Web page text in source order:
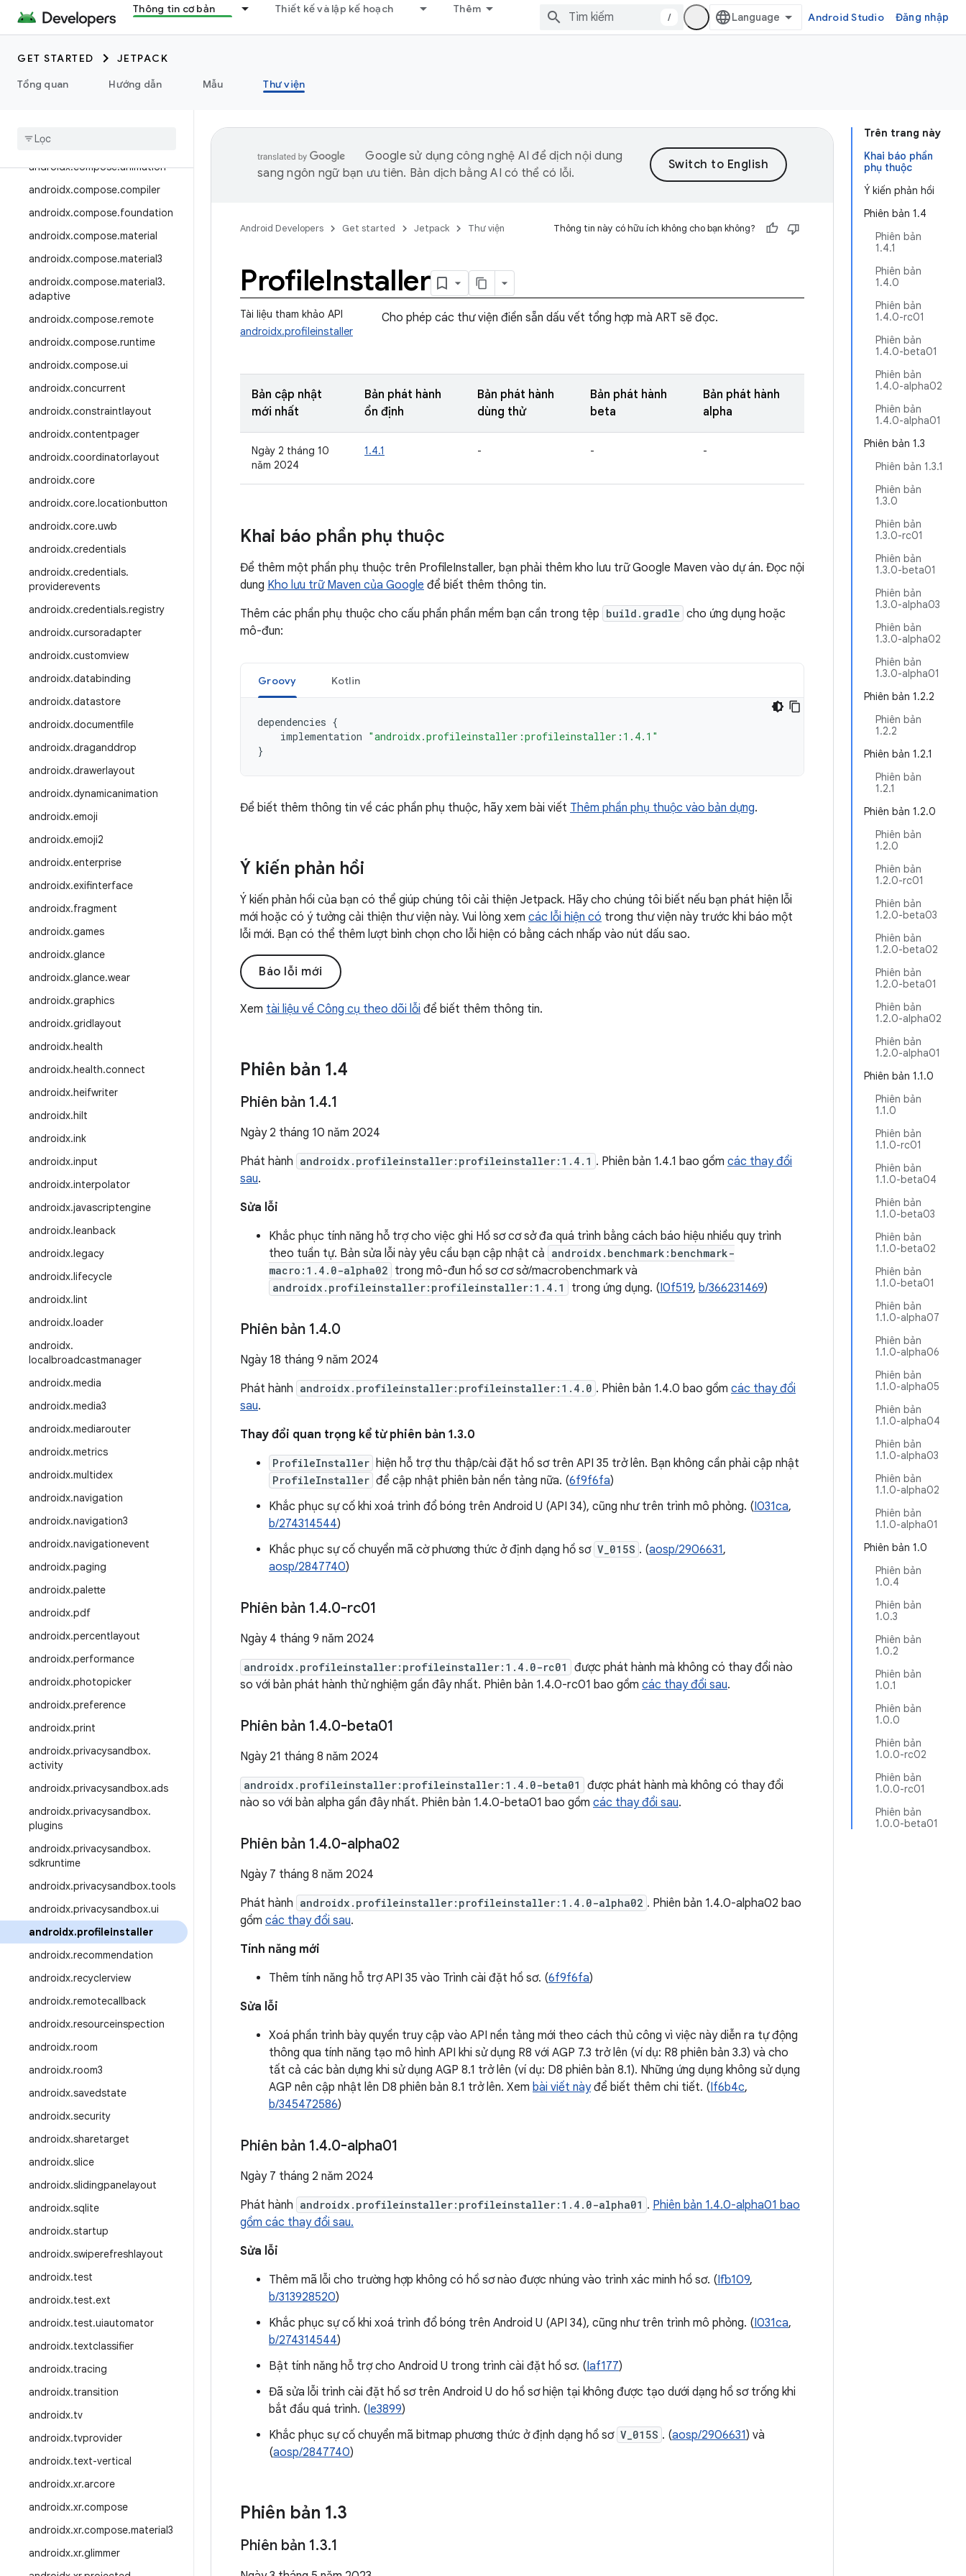
Thông tin cơ bản Thiết kế và lập kế hoạch Thêm
/ Android Studio Đăng nhập
GET STARTED
JETPACK
Tổng quan
Hướng dẫn Mẫu Thư viện
androidx.camera.media3
androidx.camera.viewfinder
androidx.car
androidx
androidx.compose.animation
androidx.compose.compiler
androidx.compose.foundation
androidx.compose.material
androidx.compose.material3
androidx.compose.material3.
adaptive
androidx.compose.remote
androidx.compose.runtime
androidx.compose.ui
androidx.concurrent
androidx.constraintlayout
androidx.contentpager
androidx.coordinatorlayout
androidx.core
androidx.core.locationbutton
androidx.core.uwb
androidx.credentials
androidx.credentials.
providerevents
androidx.credentials.registry
androidx.cursoradapter
androidx.customview
androidx.databinding
androidx.datastore
androidx.documentfile
androidx.draganddrop
androidx.drawerlayout
androidx.dynamicanimation
androidx.emoji
androidx.emoji2
androidx.enterprise
androidx.exifinterface
androidx.fragment
androidx.games
androidx.glance
androidx.glance.wear
androidx.graphics
androidx.gridlayout
androidx.health
androidx.health.connect
androidx.heifwriter
androidx.hilt
androidx.ink
androidx.input
androidx.interpolator
androidx.javascriptengine
androidx.leanback
androidx.legacy
androidx.lifecycle
androidx.lint
androidx.loader
androidx.
localbroadcastmanager
androidx.media
androidx.media3
androidx.mediarouter
androidx.metrics
androidx.multidex
androidx.navigation
androidx.navigation3
androidx.navigationevent
androidx.paging
androidx.palette
androidx.pdf
androidx.percentlayout
androidx.performance
androidx.photopicker
androidx.preference
androidx.print
androidx.privacysandbox.
activity
androidx.privacysandbox.ads
androidx.privacysandbox.
plugins
androidx.privacysandbox.
sdkruntime
androidx.privacysandbox.tools
androidx.privacysandbox.ui
androidx.profileinstaller
androidx.recommendation
androidx.recyclerview
androidx.remotecallback
androidx.resourceinspection
androidx.room
androidx.room3
androidx.savedstate
androidx.security
androidx.sharetarget
androidx.slice
androidx.slidingpanelayout
androidx.sqlite
androidx.startup
androidx.swiperefreshlayout
androidx.test
androidx.test.ext
androidx.test.uiautomator
androidx.textclassifier
androidx.tracing
androidx.transition
androidx.tv
androidx.tvprovider
androidx.text-vertical
androidx.xr.arcore
androidx.xr.compose
androidx.xr.compose.material3
androidx.xr.glimmer
Trên trang này
Khai báo phần
phụ thuộc
Ý kiến phản hồi
Phiên bản 1.4
Phiên bản
1.4.1
Phiên bản
1.4.0
Phiên bản
1.4.0-rc01
Phiên bản
1.4.0-beta01
Phiên bản
1.4.0-alpha02
Phiên bản
1.4.0-alpha01
Phiên bản 1.3
Phiên bản 1.3.1
Phiên bản
1.3.0
Phiên bản
1.3.0-rc01
Phiên bản
1.3.0-beta01
Phiên bản
1.3.0-alpha03
Phiên bản
1.3.0-alpha02
Phiên bản
1.3.0-alpha01
Phiên bản 1.2.2
Phiên bản
1.2.2
Phiên bản 1.2.1
Phiên bản
1.2.1
Phiên bản 1.2.0
Phiên bản
1.2.0
Phiên bản
1.2.0-rc01
Phiên bản
1.2.0-beta03
Phiên bản
1.2.0-beta02
Phiên bản
1.2.0-beta01
Phiên bản
1.2.0-alpha02
Phiên bản
1.2.0-alpha01
Phiên bản 1.1.0
Phiên bản
1.1.0
Phiên bản
1.1.0-rc01
Phiên bản
1.1.0-beta04
Phiên bản
1.1.0-beta03
Phiên bản
1.1.0-beta02
Phiên bản
1.1.0-beta01
Phiên bản
1.1.0-alpha07
Phiên bản
1.1.0-alpha06
Phiên bản
1.1.0-alpha05
Phiên bản
1.1.0-alpha04
Phiên bản
1.1.0-alpha03
Phiên bản
1.1.0-alpha02
Phiên bản
1.1.0-alpha01
Phiên bản 1.0
Phiên bản
1.0.4
Phiên bản
1.0.3
Phiên bản
1.0.2
Phiên bản
1.0.1
Phiên bản
1.0.0
Phiên bản
1.0.0-rc02
Phiên bản
1.0.0-rc01
Phiên bản
1.0.0-beta01
Google sử dụng công nghệ AI để dịch nội dung
sang ngôn ngữ bạn ưu tiên. Bản dịch bằng AI có thể có lỗi.
Android Developers Get started Jetpack Thư viện Thông tin này có hữu ích không cho bạn không?
ProfileInstaller
Tài liệu tham khảo API
androidx.profileinstaller
Cho phép các thư viện điền sẵn dấu vết tổng hợp mà ART sẽ đọc.
Bản cập nhật
mới nhất
Bản phát hành
ổn định
Bản phát hành
dùng thử
Bản phát hành
beta
Bản phát hành
alpha
Ngày 2 tháng 10
năm 2024
1.4.1 - - -
Khai báo phần phụ thuộc
Để thêm một phần phụ thuộc trên ProfileInstaller, bạn phải thêm kho lưu trữ Google Maven vào dự án. Đọc nội
dung Kho lưu trữ Maven của Google để biết thêm thông tin.
Thêm các phần phụ thuộc cho cấu phần phần mềm bạn cần trong tệp build.gradle cho ứng dụng hoặc
mô-đun:
Groovy Kotlin
dependencies {
implementation "androidx.profileinstaller:profileinstaller:1.4.1"
}
Để biết thêm thông tin về các phần phụ thuộc, hãy xem bài viết Thêm phần phụ thuộc vào bản dựng.
Ý kiến phản hồi
Ý kiến phản hồi của bạn có thể giúp chúng tôi cải thiện Jetpack. Hãy cho chúng tôi biết nếu bạn phát hiện lỗi
mới hoặc có ý tưởng cải thiện thư viện này. Vui lòng xem các lỗi hiện có trong thư viện này trước khi báo một
lỗi mới. Bạn có thể thêm lượt bình chọn cho lỗi hiện có bằng cách nhấp vào nút dấu sao.
Báo lỗi mới
Xem tài liệu về Công cụ theo dõi lỗi để biết thêm thông tin.
Phiên bản 1.4
Phiên bản 1.4.1
Ngày 2 tháng 10 năm 2024
Phát hành androidx.profileinstaller:profileinstaller:1.4.1 . Phiên bản 1.4.1 bao gồm các thay đổi
sau.
Sửa lỗi
Khắc phục tính năng hỗ trợ cho việc ghi Hồ sơ cơ sở đa quá trình bằng cách báo hiệu nhiều quy trình
theo tuần tự. Bản sửa lỗi này yêu cầu bạn cập nhật cả androidx.benchmark:benchmark-
macro:1.4.0-alpha02 trong mô-đun hồ sơ cơ sở/macrobenchmark và
androidx.profileinstaller:profileinstaller:1.4.1 trong ứng dụng. (I0f519, b/366231469)
Phiên bản 1.4.0
Ngày 18 tháng 9 năm 2024
Phát hành androidx.profileinstaller:profileinstaller:1.4.0 . Phiên bản 1.4.0 bao gồm các thay đổi
sau.
Thay đổi quan trọng kể từ phiên bản 1.3.0
ProfileInstaller hiện hỗ trợ thu thập/cài đặt hồ sơ trên API 35 trở lên. Bạn không cần phải cập nhật
ProfileInstaller để cập nhật phiên bản nền tảng nữa. (6f9f6fa)
Khắc phục sự cố khi xoá trình đổ bóng trên Android U (API 34), cũng như trên trình mô phỏng. (I031ca,
b/274314544)
Khắc phục sự cố chuyển mã cờ phương thức ở định dạng hồ sơ V_015S . (aosp/2906631,
aosp/2847740)
Phiên bản 1.4.0-rc01
Ngày 4 tháng 9 năm 2024
androidx.profileinstaller:profileinstaller:1.4.0-rc01
được phát hành mà không có thay đổi nào
so với bản phát hành thử nghiệm gần đây nhất. Phiên bản 1.4.0-rc01 bao gồm các thay đổi sau.
Phiên bản 1.4.0-beta01
Ngày 21 tháng 8 năm 2024
androidx.profileinstaller:profileinstaller:1.4.0-beta01
được phát hành mà không có thay đổi
nào so với bản alpha gần đây nhất. Phiên bản 1.4.0-beta01 bao gồm các thay đổi sau.
Phiên bản 1.4.0-alpha02
Ngày 7 tháng 8 năm 2024
Phát hành androidx.profileinstaller:profileinstaller:1.4.0-alpha02 . Phiên bản 1.4.0-alpha02 bao
gồm các thay đổi sau.
Tính năng mới
Thêm tính năng hỗ trợ API 35 vào Trình cài đặt hồ sơ. (6f9f6fa)
Sửa lỗi
Xoá phần trình bày quyền truy cập vào API nền tảng mới theo cách thủ công vì việc này diễn ra tự động
thông qua tính năng tạo mô hình API khi sử dụng R8 với AGP 7.3 trở lên (ví dụ: R8 phiên bản 3.3) và cho
tất cả các bản dựng khi sử dụng AGP 8.1 trở lên (ví dụ: D8 phiên bản 8.1). Những ứng dụng không sử dụng
AGP nên cập nhật lên D8 phiên bản 8.1 trở lên. Xem bài viết nàyđể biết thêm chi tiết. (If6b4c,
b/345472586)
Phiên bản 1.4.0-alpha01
Ngày 7 tháng 2 năm 2024
Phát hành androidx.profileinstaller:profileinstaller:1.4.0-alpha01 . Phiên bản 1.4.0-alpha01 bao
gồm các thay đổi sau.
Sửa lỗi
Thêm mã lỗi cho trường hợp không có hồ sơ nào được nhúng vào trình xác minh hồ sơ. (Ifb109,
b/313928520)
Khắc phục sự cố khi xoá trình đổ bóng trên Android U (API 34), cũng như trên trình mô phỏng. (I031ca,
b/274314544)
Bật tính năng hỗ trợ cho Android U trong trình cài đặt hồ sơ. (Iaf177)
Đã sửa lỗi trình cài đặt hồ sơ trên Android U do hồ sơ hiện tại không được tạo dưới dạng hồ sơ trống khi
bắt đầu quá trình. (Ie3899)
Khắc phục sự cố chuyển mã bitmap phương thức ở định dạng hồ sơ V_015S . (aosp/2906631) và
(aosp/2847740)
Phiên bản 1.3
Phiên bản 1.3.1